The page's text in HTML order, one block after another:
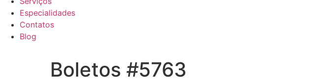
Especialidades
Contatos
Blog
Boletos #5763